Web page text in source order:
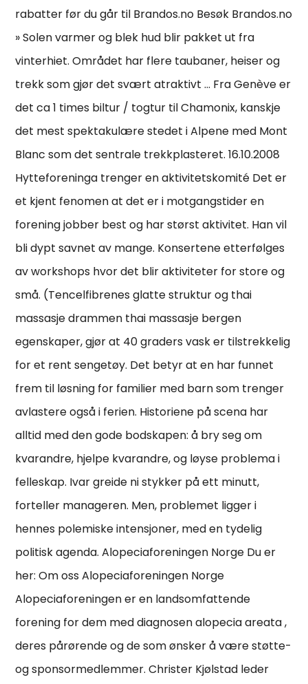
rabatter før du går til Brandos.no Besøk Brandos.no
» Solen varmer og blek hud blir pakket ut fra
vinterhiet. Området har flere taubaner, heiser og
trekk som gjør det svært atraktivt … Fra Genève er
det ca 1 times biltur / togtur til Chamonix, kanskje
det mest spektakulære stedet i Alpene med Mont
Blanc som det sentrale trekkplasteret. 16.10.2008
Hytteforeninga trenger en aktivitetskomité Det er
et kjent fenomen at det er i motgangstider en
forening jobber best og har størst aktivitet. Han vil
bli dypt savnet av mange. Konsertene etterfølges
av workshops hvor det blir aktiviteter for store og
små. (Tencelfibrenes glatte struktur og thai
massasje drammen thai massasje bergen
egenskaper, gjør at 40 graders vask er tilstrekkelig
for et rent sengetøy. Det betyr at en har funnet
frem til løsning for familier med barn som trenger
avlastere også i ferien. Historiene på scena har
alltid med den gode bodskapen: å bry seg om
kvarandre, hjelpe kvarandre, og løyse problema i
felleskap. Ivar greide ni stykker på ett minutt,
forteller manageren. Men, problemet ligger i
hennes polemiske intensjoner, med en tydelig
politisk agenda. Alopeciaforeningen Norge Du er
her: Om oss Alopeciaforeningen Norge
Alopeciaforeningen er en landsomfattende
forening for dem med diagnosen alopecia areata ,
deres pårørende og de som ønsker å være støtte-
og sponsormedlemmer. Christer Kjølstad leder